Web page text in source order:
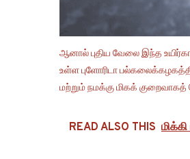
ஆனால் புதிய வேலை இந்த
உள்ள புளோரிடா
மற்றும் நமக்கு மிகக் குறைவாகத்
READ ALSO THIS